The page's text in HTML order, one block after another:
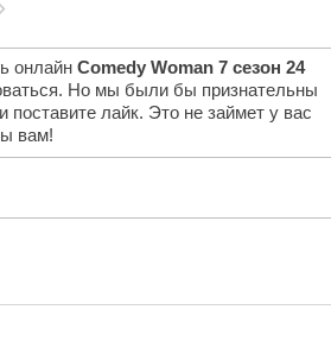
онлайн Comedy Woman 7 сезон 24
Но мы были бы признательны
лайк. Это не займет у вас
вам!